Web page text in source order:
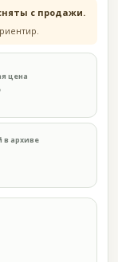
с продажи.
цена
архиве